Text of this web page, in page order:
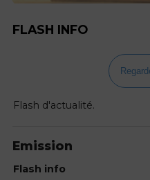
FLASH INFO
Flash d'actualité.
Emission
Flash info